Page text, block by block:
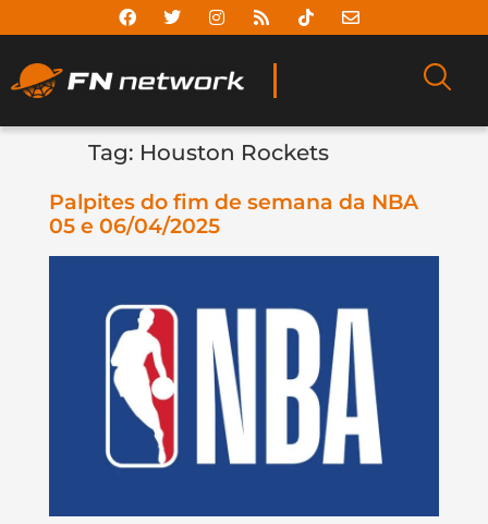
Tag: Houston Rockets
Palpites do fim de semana da NBA
05 e 06/04/2025